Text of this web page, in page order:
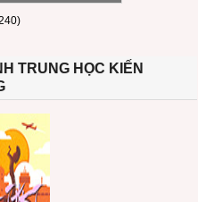
TRUNG HỌC KIẾN